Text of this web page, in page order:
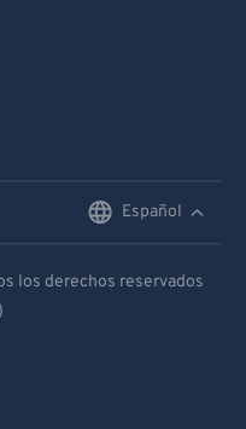
Español
los derechos reservados